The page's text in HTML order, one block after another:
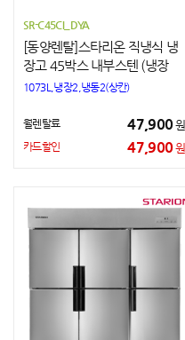
SR-C45CI_DYA
[동양렌탈]스타리온 직냉식 냉
장고 45박스 내부스텐 (냉장
+냉동)
1073L,냉장2,냉동2(상칸)
월렌탈료 47,900원
카드할인 47,900원